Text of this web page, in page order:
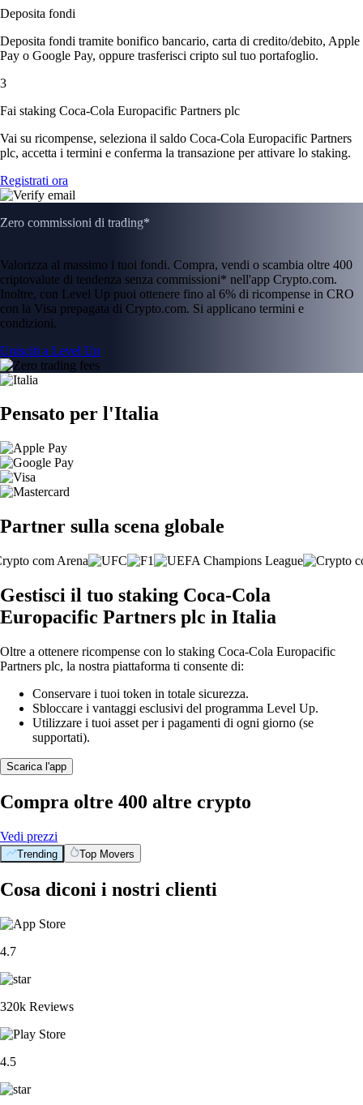
Deposita fondi
Deposita fondi tramite bonifico bancario, carta di credito/debito, Apple
Pay o Google Pay, oppure trasferisci cripto sul tuo portafoglio.
3
Fai staking Coca-Cola Europacific Partners plc
Vai su ricompense, seleziona il saldo Coca-Cola Europacific Partners
plc, accetta i termini e conferma la transazione per attivare lo staking.
Registrati ora
Zero commissioni di trading*
Valorizza al massimo i tuoi fondi. Compra, vendi o scambia oltre 400
criptovalute di tendenza senza commissioni* nell'app Crypto.com.
Inoltre, con Level Up puoi ottenere fino al 6% di ricompense in CRO
con la Visa prepagata di Crypto.com. Si applicano termini e
condizioni.
Unisciti a Level Up
Pensato per l'Italia
Partner sulla scena globale
Gestisci il tuo staking Coca-Cola
Europacific Partners plc in Italia
Oltre a ottenere ricompense con lo staking Coca-Cola Europacific
Partners plc, la nostra piattaforma ti consente di:
Conservare i tuoi token in totale sicurezza.
Sbloccare i vantaggi esclusivi del programma Level Up.
Utilizzare i tuoi asset per i pagamenti di ogni giorno (se
supportati).
Scarica l'app
Compra oltre 400 altre crypto
Vedi prezzi
Trending Top Movers
Cosa diconi i nostri clienti
4.7
320k Reviews
4.5